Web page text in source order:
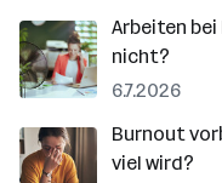
Arbeiten
nicht?
6.7.2026
Burnout
viel wird?